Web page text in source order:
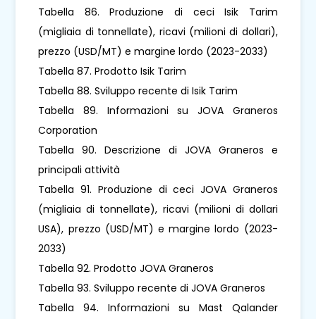
Tabella 86. Produzione di ceci Isik Tarim
(migliaia di tonnellate), ricavi (milioni di dollari),
prezzo (USD/MT) e margine lordo (2023-2033)
Tabella 87. Prodotto Isik Tarim
Tabella 88. Sviluppo recente di Isik Tarim
Tabella 89. Informazioni su JOVA Graneros
Corporation
Tabella 90. Descrizione di JOVA Graneros e
principali attività
Tabella 91. Produzione di ceci JOVA Graneros
(migliaia di tonnellate), ricavi (milioni di dollari
USA), prezzo (USD/MT) e margine lordo (2023-
2033)
Tabella 92. Prodotto JOVA Graneros
Tabella 93. Sviluppo recente di JOVA Graneros
Tabella 94. Informazioni su Mast Qalander